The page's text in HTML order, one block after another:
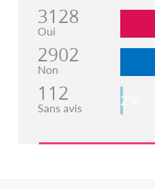
3128
Oui
2902
Non
112
Sans avis 2%